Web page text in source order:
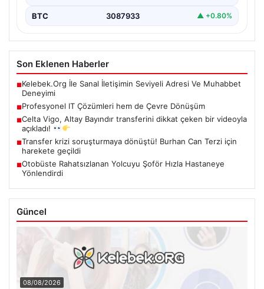
BTC 3087933 ▲ +0.80%
Son Eklenen Haberler
■Kelebek.Org İle Sanal İletişimin Seviyeli Adresi Ve Muhabbet
Deneyimi
■Profesyonel IT Çözümleri hem de Çevre Dönüşüm
■Celta Vigo, Altay Bayındır transferini dikkat çeken bir videoyla
açıkladı!
■Transfer krizi soruşturmaya dönüştü! Burhan Can Terzi için
harekete geçildi
■Otobüste Rahatsızlanan Yolcuyu Şoför Hızla Hastaneye
Yönlendirdi
Güncel
08/08/2026